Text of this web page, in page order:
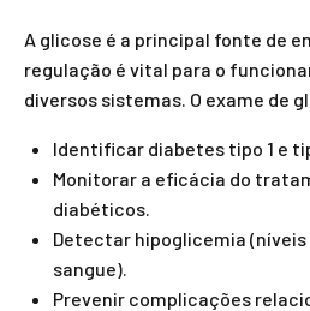
A glicose é a principal fonte de
regulação é vital para o
diversos sistemas. O exame de
Identificar diabetes tipo 1 e
Monitorar a eficácia do
diabéticos.
Detectar hipoglicemia (níveis
sangue).
Prevenir complicações